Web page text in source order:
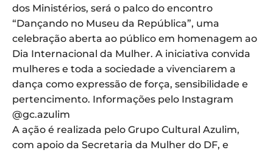
dos Ministérios, será o palco do encontro
“Dançando no Museu da República”, uma
celebração aberta ao público em homenagem ao
Dia Internacional da Mulher. A iniciativa convida
mulheres e toda a sociedade a vivenciarem a
dança como expressão de força, sensibilidade e
pertencimento. Informações pelo Instagram
@gc.azulim
A ação é realizada pelo Grupo Cultural Azulim,
com apoio da Secretaria da Mulher do DF, e